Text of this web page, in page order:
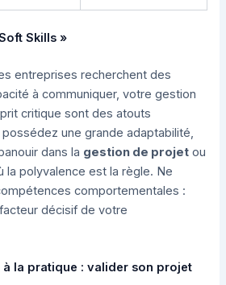
Skills »
entreprises recherchent des
à communiquer, votre gestion
critique sont des atouts
une grande adaptabilité,
dans la gestion de projet ou
la polyvalence est la règle. Ne
comportementales :
décisif de votre
à la pratique : valider son projet